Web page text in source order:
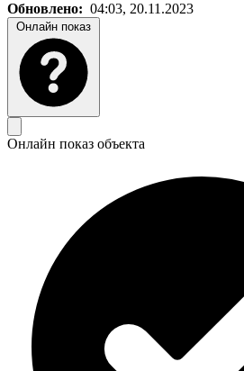
Обновлено: 04:03, 20.11.2023
Онлайн показ
Онлайн показ объекта